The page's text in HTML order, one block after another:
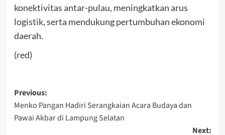
konektivitas antar-pulau, meningkatkan arus
logistik, serta mendukung pertumbuhan ekonomi
daerah.
(red)
Post
navigation
Previous:
Menko Pangan Hadiri Serangkaian Acara Budaya dan
Pawai Akbar di Lampung Selatan
Next: